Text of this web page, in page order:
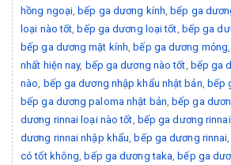
hồng ngoại, bếp ga dương kính, bếp ga
loại nào tốt, bếp ga dương loại tốt, bếp ga
bếp ga dương mặt kính, bếp ga dương mỏng,
nhất hiện nay, bếp ga dương nào tốt, bếp ga
nào, bếp ga dương nhập khẩu nhật bản, bếp
bếp ga dương paloma nhật bản, bếp ga
dương rinnai loại nào tốt, bếp ga dương
dương rinnai nhập khẩu, bếp ga dương rinnai,
có tốt không, bếp ga dương taka, bếp ga